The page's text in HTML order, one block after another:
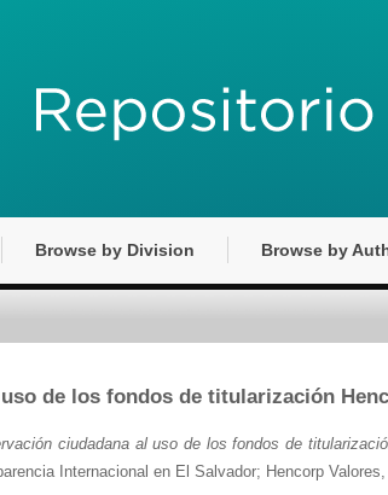
Browse by Division Browse by
de los fondos de titularización
ciudadana al uso de los fondos de
Internacional en El Salvador; Hencorp